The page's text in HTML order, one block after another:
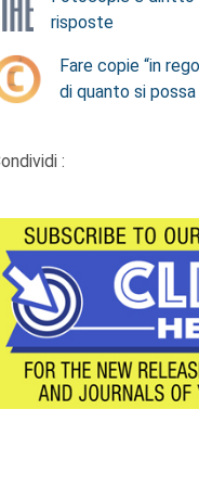
risposte
Fare copie “in
di quanto si
: